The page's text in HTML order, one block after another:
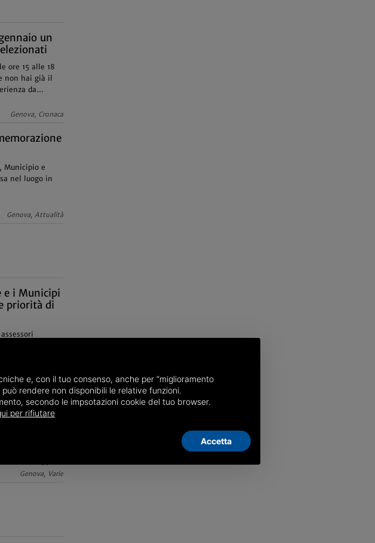
un
ore 15 alle 18
non hai già il
da
Genova, Cronaca
Municipio e
nel luogo in
Genova, Attualità
e i Municipi
priorità di
serve un
Genova, Varie
e, con il tuo consenso, anche per “miglioramento
rendere non disponibili le relative funzioni.
secondo le impsotazioni cookie del tuo browser.
per rifiutare
Accetta